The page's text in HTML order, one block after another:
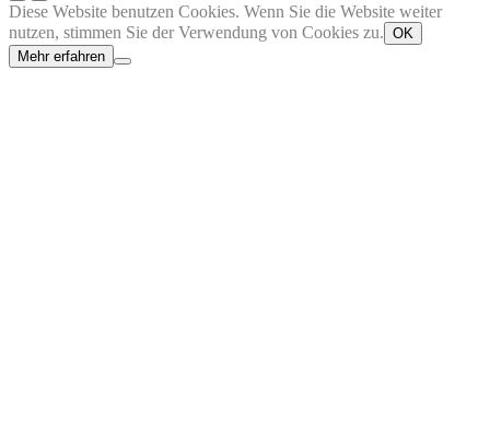
Diese Website benutzen Cookies. Wenn Sie die Website weiter
nutzen, stimmen Sie der Verwendung von Cookies zu. OK
Mehr erfahren